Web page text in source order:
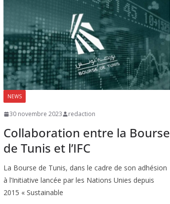
NEWS
30 novembre 2023 redaction
Collaboration entre la Bourse
de Tunis et l’IFC
La Bourse de Tunis, dans le cadre de son adhésion
à l’Initiative lancée par les Nations Unies depuis
2015 « Sustainable